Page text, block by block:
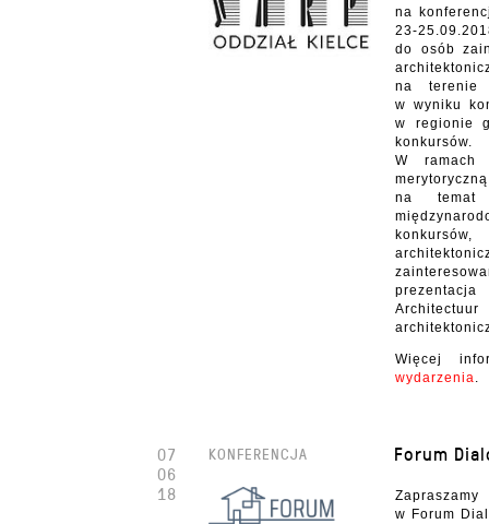
na
23-
do osób
na terenie
w wyniku
w regionie
konkursów.
W ramach
na temat
Więcej
wydarzenia.
Forum
KONFERENCJA
w Forum
07
06
18